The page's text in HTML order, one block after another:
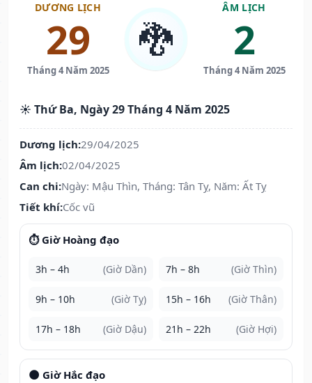
DƯƠNG LỊCH
29
Tháng 4 Năm 2025
🐉
ÂM LỊCH
2
Tháng 4 Năm 2025
☀️ Thứ Ba, Ngày 29 Tháng 4 Năm 2025
Dương lịch:29/04/2025
Âm lịch:02/04/2025
Can chi:Ngày: Mậu Thìn, Tháng: Tân Tỵ, Năm: Ất Tỵ
Tiết khí:Cốc vũ
⏱️ Giờ Hoàng đạo
3h – 4h (Giờ Dần) 7h – 8h (Giờ Thìn)
9h – 10h (Giờ Tỵ) 15h – 16h (Giờ Thân)
17h – 18h (Giờ Dậu) 21h – 22h (Giờ Hợi)
🌑 Giờ Hắc đạo